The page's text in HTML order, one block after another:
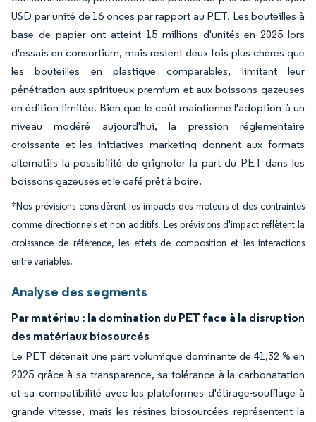
USD par unité de 16 onces par rapport au PET. Les bouteilles à
base de papier ont atteint 15 millions d'unités en 2025 lors
d'essais en consortium, mais restent deux fois plus chères que
les bouteilles en plastique comparables, limitant leur
pénétration aux spiritueux premium et aux boissons gazeuses
en édition limitée. Bien que le coût maintienne l'adoption à un
niveau modéré aujourd'hui, la pression réglementaire
croissante et les initiatives marketing donnent aux formats
alternatifs la possibilité de grignoter la part du PET dans les
boissons gazeuses et le café prêt à boire.
*Nos prévisions considèrent les impacts des moteurs et des contraintes
comme directionnels et non additifs. Les prévisions d'impact reflètent la
croissance de référence, les effets de composition et les interactions
entre variables.
Analyse des segments
Par matériau : la domination du PET face à la disruption
des matériaux biosourcés
Le PET détenait une part volumique dominante de 41,32 % en
2025 grâce à sa transparence, sa tolérance à la carbonatation
et sa compatibilité avec les plateformes d'étirage-soufflage à
grande vitesse, mais les résines biosourcées représentent la